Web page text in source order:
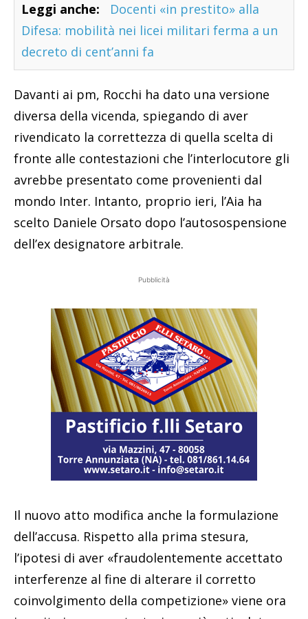
Leggi anche:
Docenti «in prestito» alla
Difesa: mobilità nei licei militari ferma a un
decreto di cent’anni fa
Davanti ai pm, Rocchi ha dato una versione
diversa della vicenda, spiegando di aver
rivendicato la correttezza di quella scelta di
fronte alle contestazioni che l’interlocutore gli
avrebbe presentato come provenienti dal
mondo Inter. Intanto, proprio ieri, l’Aia ha
scelto Daniele Orsato dopo l’autosospensione
dell’ex designatore arbitrale.
Pubblicità
Il nuovo atto modifica anche la formulazione
dell’accusa. Rispetto alla prima stesura,
l’ipotesi di aver «fraudolentemente accettato
interferenze al fine di alterare il corretto
coinvolgimento della competizione» viene ora